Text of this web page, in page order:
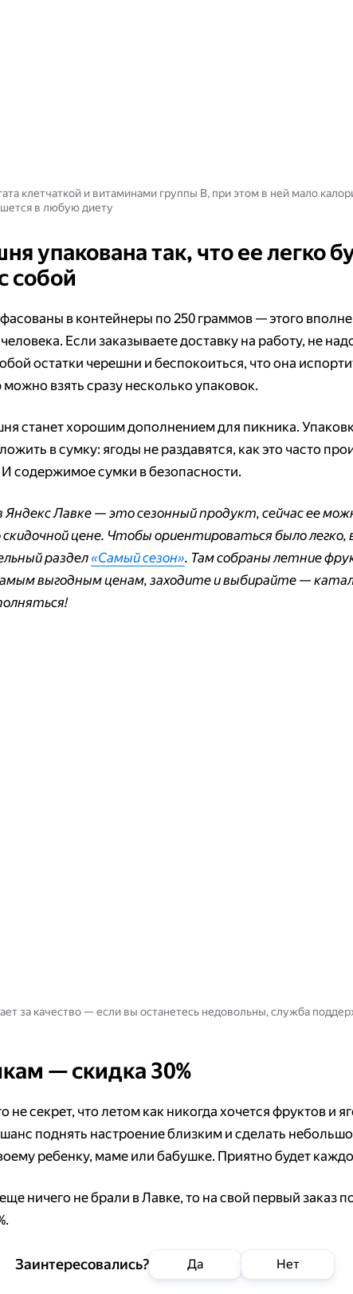
клетчаткой и витаминами группы B, при этом в ней мало
в любую диету
упакована так, что ее легко
собой
в контейнеры по 250 граммов — этого вполне
Если заказываете доставку на работу, не
остатки черешни и беспокоиться, что она
взять сразу несколько упаковок.
станет хорошим дополнением для пикника.
в сумку: ягоды не раздавятся, как это часто
содержимое сумки в безопасности.
Яндекс Лавке — это сезонный продукт, сейчас ее
цене. Чтобы ориентироваться было легко,
раздел «Самый сезон». Там собраны летние
выгодным ценам, заходите и выбирайте —
за качество — если вы останетесь недовольны, служба
— скидка 30%
не секрет, что летом как никогда хочется фруктов и
поднять настроение близким и сделать
ребенку, маме или бабушке. Приятно будет
ничего не брали в Лавке, то на свой первый заказ
Заинтересовались? Да Нет